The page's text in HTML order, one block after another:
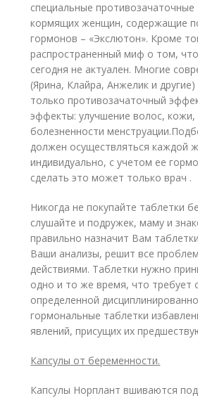
специальные противозачаточные
кормящих женщин, содержащие
гормонов – «Экслютон». Кроме
распространенный миф о том,
сегодня не актуален. Многие
(Ярина, Клайра, Анжелик и
только противозачаточный
эффекты: улучшение волос, кожи,
болезненности
должен осуществляться каждой
индивидуально, с учетом ее
сделать это может только врач .
Никогда не покупайте таблетки
слушайте и подружек, маму и
правильно назначит Вам
Ваши анализы, решит все
действиями. Таблетки нужно
одно и то же время, что
определенной
гормональные таблетки
явлений, присущих их
Капсулы от беременности.
Капсулы Норплант вшиваются